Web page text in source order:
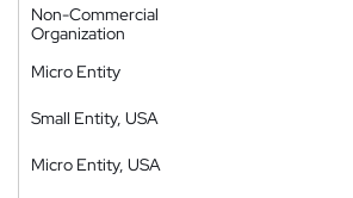
Non-Commercial
Organization
Micro Entity
Small Entity, USA
Micro Entity, USA